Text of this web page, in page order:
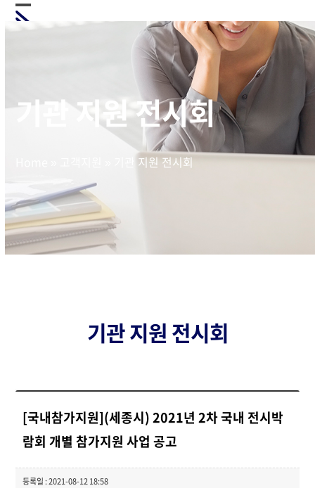
Skip
to Open
Close
기관 지원 전시회
기관 지원 전시회
기관 지원 전시회
[국내참가지원](세종시) 2021년 2차 국내 전시박
람회 개별 참가지원 사업 공고
등록일 : 2021-08-12 18:58